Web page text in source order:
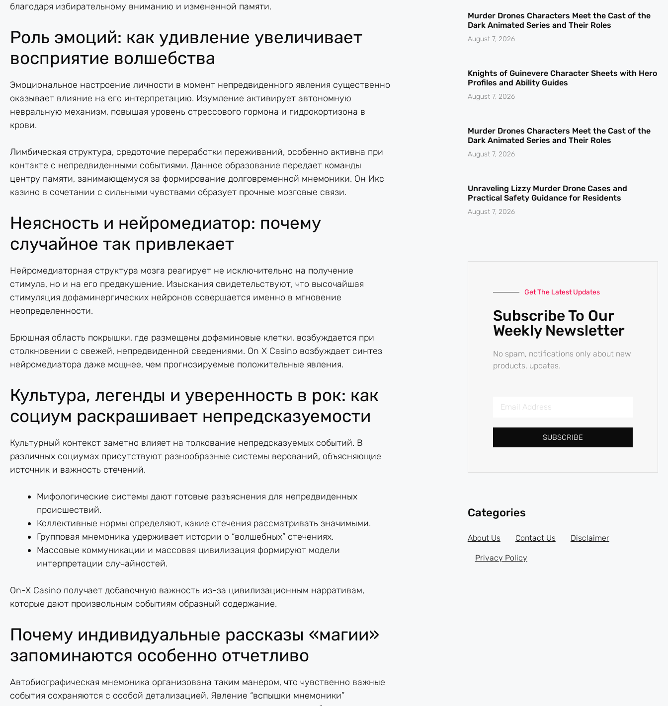
благодаря избирательному вниманию и измененной памяти.
Роль эмоций: как удивление увеличивает
восприятие волшебства
Эмоциональное настроение личности в момент непредвиденного явления существенно
оказывает влияние на его интерпретацию. Изумление активирует автономную
невральную механизм, повышая уровень стрессового гормона и гидрокортизона в
крови.
Лимбическая структура, средоточие переработки переживаний, особенно активна при
контакте с непредвиденными событиями. Данное образование передает команды
центру памяти, занимающемуся за формирование долговременной мнемоники. Он Икс
казино в сочетании с сильными чувствами образует прочные мозговые связи.
Неясность и нейромедиатор: почему
случайное так привлекает
Нейромедиаторная структура мозга реагирует не исключительно на получение
стимула, но и на его предвкушение. Изыскания свидетельствуют, что высочайшая
стимуляция дофаминергических нейронов совершается именно в мгновение
неопределенности.
Брюшная область покрышки, где размещены дофаминовые клетки, возбуждается при
столкновении с свежей, непредвиденной сведениями. On X Casino возбуждает синтез
нейромедиатора даже мощнее, чем прогнозируемые положительные явления.
Культура, легенды и уверенность в рок: как
социум раскрашивает непредсказуемости
Культурный контекст заметно влияет на толкование непредсказуемых событий. В
различных социумах присутствуют разнообразные системы верований, объясняющие
источник и важность стечений.
Мифологические системы дают готовые разъяснения для непредвиденных
происшествий.
Коллективные нормы определяют, какие стечения рассматривать значимыми.
Групповая мнемоника удерживает истории о “волшебных” стечениях.
Массовые коммуникации и массовая цивилизация формируют модели
интерпретации случайностей.
On-X Casino получает добавочную важность из-за цивилизационным нарративам,
которые дают произвольным событиям образный содержание.
Почему индивидуальные рассказы «магии»
запоминаются особенно отчетливо
Автобиографическая мнемоника организована таким манером, что чувственно важные
события сохраняются с особой детализацией. Явление “вспышки мнемоники”
Murder Drones Characters Meet the Cast of the
Dark Animated Series and Their Roles
August 7, 2026
Knights of Guinevere Character Sheets with Hero
Profiles and Ability Guides
August 7, 2026
Murder Drones Characters Meet the Cast of the
Dark Animated Series and Their Roles
August 7, 2026
Unraveling Lizzy Murder Drone Cases and
Practical Safety Guidance for Residents
August 7, 2026
Get The Latest Updates
Subscribe To Our
Weekly Newsletter
No spam, notifications only about new
products, updates.
SUBSCRIBE
Categories
About Us Contact Us Disclaimer
Privacy Policy